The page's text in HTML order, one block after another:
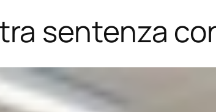
sentenza